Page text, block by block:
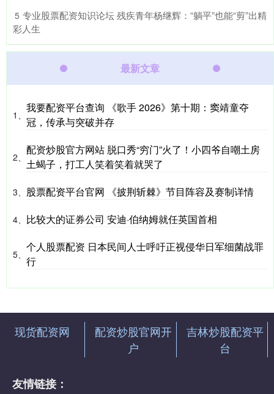
5 ​专业股票配资知识论坛 残疾青年杨继辉：“躺平”也能“剪”出精
彩人生
最新文章
1、
我要配资平台查询 《歌手 2026》第十期：窦靖童夺
冠，传承与突破并存
2、
配资炒股官方网站 脱口秀“穷门”火了！小四爷自嘲土房
土蝎子，打工人笑着笑着就哭了
3、 股票配资平台官网 《披荆斩棘》节目阵容及赛制详情
4、 比较大的证券公司 安迪·伯纳姆就任英国首相
5、
个人股票配资 日本民间人士呼吁正视侵华日军细菌战罪
行
现货配资网
配资炒股官网开
户
吉林炒股配资平
台
友情链接：